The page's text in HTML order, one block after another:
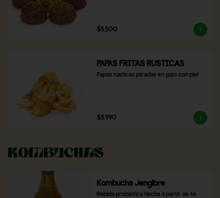
$3.500
PAPAS FRITAS RUSTICAS
Papas rústicas picadas en gajo con piel
$3.990
Kombuchas
Kombucha Jengibre
Bebida probiótica hecha a partir de té